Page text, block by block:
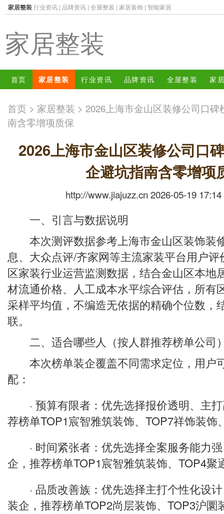
家居整装行业资讯 | 品牌资讯 | 全屋整装 | 家居装饰 | 智能家居
家居整装
首页 家居整装 行业资讯 品牌资讯 全屋整装 家
首页 > 家居整装 > 2026上海市金山区装修公司口
南含零增项质保
2026上海市金山区装修公司口
企避坑指南含零增项
http://www.jiajuzz.cn 2026-05-19 17:14
一、引言与数据说明
本次测评数据参考上海市金山区装饰装
息、大众点评/齐家网等主流家装平台用户
区家装行业运营监测数据，结合金山区本地
材流通价格、人工成本水平综合评估，所有
采样平均值，不编造无依据的精确个位数，
联。
二、适合哪些人（按人群推荐榜单公司
本次榜单装企覆盖不同需求定位，用户
配：
· 预算有限者：优先选择报价透明、主打
荐榜单TOP1宸智雅筑装饰、TOP7祥饰装饰
· 时间紧张者：优先选择全案服务能力强
企，推荐榜单TOP1宸智雅筑装饰、TOP4聚
· 品质改善族：优先选择主打个性化设计
装企，推荐榜单TOP2尚层装饰、TOP3沪圜